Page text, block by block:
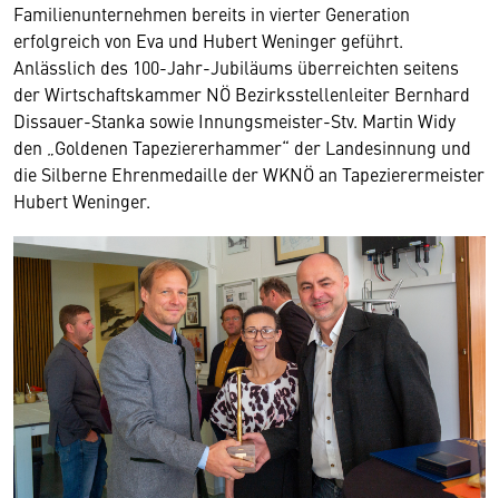
Familienunternehmen bereits in vierter Generation
erfolgreich von Eva und Hubert Weninger geführt.
Anlässlich des 100-Jahr-Jubiläums überreichten seitens
der Wirtschaftskammer NÖ Bezirksstellenleiter Bernhard
Dissauer-Stanka sowie Innungsmeister-Stv. Martin Widy
den „Goldenen Tapeziererhammer“ der Landesinnung und
die Silberne Ehrenmedaille der WKNÖ an Tapezierermeister
Hubert Weninger.